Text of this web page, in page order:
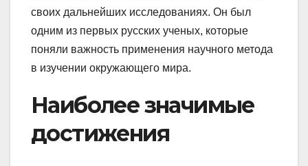
своих дальнейших исследованиях. Он был
одним из первых русских ученых, которые
поняли важность применения научного метода
в изучении окружающего мира.
Наиболее значимые
достижения